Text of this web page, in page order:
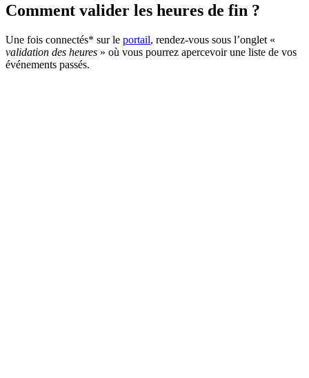
Comment valider les heures de fin ?
Une fois connectés* sur le portail, rendez-vous sous l’onglet «
validation des heures » où vous pourrez apercevoir une liste de vos
événements passés.